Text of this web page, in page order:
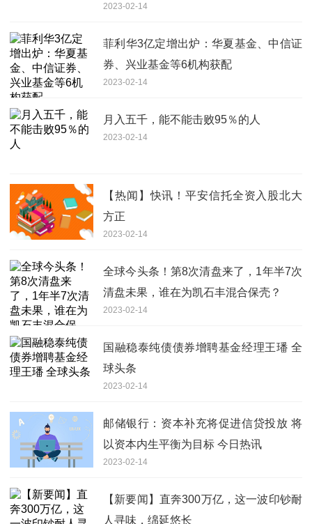
2023-02-14
菲利华3亿定增出炉：华夏基金、中信证
券、兴业基金等6机构获配
2023-02-14
月入五千，能不能击败95％的人
2023-02-14
【热闻】快讯！平安信托全资入股北大
方正
2023-02-14
全球今头条！第8次清盘来了，1年半7次
清盘未果，谁在为凯石丰混合保壳？
2023-02-14
国融稳泰纯债债券增聘基金经理王璠 全
球头条
2023-02-14
邮储银行：资本补充将促进信贷投放 将
以资本内生平衡为目标 今日热讯
2023-02-14
【新要闻】直奔300万亿，这一波印钞耐
人寻味，绵延悠长